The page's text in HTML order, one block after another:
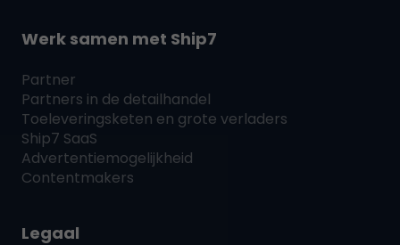
Werk samen met Ship7
Partner
Partners in de detailhandel
Toeleveringsketen en grote verladers
Ship7 SaaS
Advertentiemogelijkheid
Contentmakers
Legaal